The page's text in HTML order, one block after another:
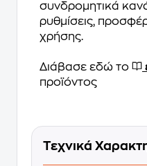
συνδρομητικά
ρυθμίσεις,
χρήσης.
Διάβασε εδώ το
προϊόντος
Τεχνικά